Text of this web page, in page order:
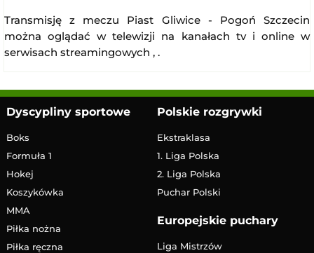
Transmisję z meczu Piast Gliwice - Pogoń Szczecin
można oglądać w telewizji na kanałach tv i online w
serwisach streamingowych , .
Dyscypliny sportowe
Boks
Formuła 1
Hokej
Koszykówka
MMA
Piłka nożna
Piłka ręczna
Polskie rozgrywki
Ekstraklasa
1. Liga Polska
2. Liga Polska
Puchar Polski
Europejskie puchary
Liga Mistrzów